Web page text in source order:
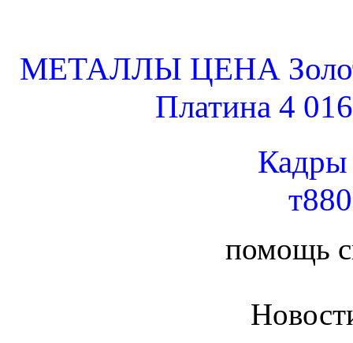
МЕТАЛЛЫ ЦЕНА
Платина 4
Кадры
помощь